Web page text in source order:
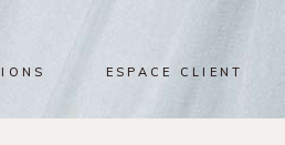
ESPACE CLIENT